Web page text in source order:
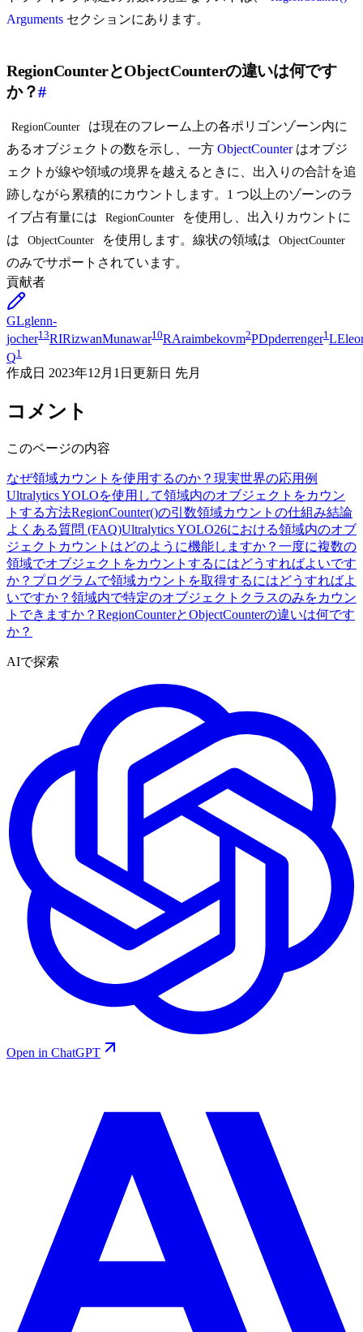
Arguments セクションにあります。
RegionCounterとObjectCounterの違いは何です
か？#
RegionCounter
は現在のフレーム上の各ポリゴンゾーン内に
あるオブジェクトの数を示し、一方 ObjectCounterはオブジ
ェクトが線や領域の境界を越えるときに、出入りの合計を追
跡しながら累積的にカウントします。1 つ以上のゾーンのラ
イブ占有量には
RegionCounter
を使用し、出入りカウントに
は
ObjectCounter を使用します。線状の領域は ObjectCounter
のみでサポートされています。
貢献者
GLglenn-
jocher13RIRizwanMunawar10RAraimbekovm2PDpderrenger1LE
Q1
作成日 2023年12月1日 更新日 先月
コメント
このページの内容
なぜ領域カウントを使用するのか？ 現実世界の応用例
Ultralytics YOLOを使用して領域内のオブジェクトをカウン
トする方法RegionCounter()の引数領域カウントの仕組み結論
よくある質問 (FAQ)Ultralytics YOLO26における領域内のオブ
ジェクトカウントはどのように機能しますか？ 一度に複数の
領域でオブジェクトをカウントするにはどうすればよいです
か？ プログラムで領域カウントを取得するにはどうすればよ
いですか？ 領域内で特定のオブジェクトクラスのみをカウン
トできますか？ RegionCounterとObjectCounterの違いは何です
か？
AIで探索
Open in ChatGPT